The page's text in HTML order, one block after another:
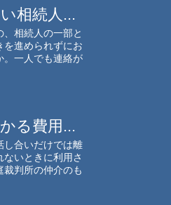
相続人...
相続人の一部と
進められずにお
。一人でも連絡が
る費用...
し合いだけでは離
いときに利用さ
判所の仲介のも